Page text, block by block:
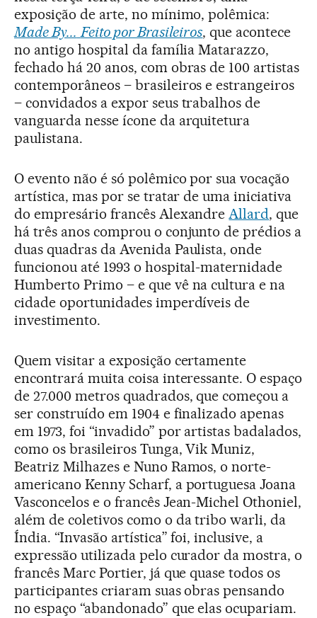
exposição de arte, no mínimo, polêmica:
Made By... Feito por Brasileiros, que acontece
no antigo hospital da família Matarazzo,
fechado há 20 anos, com obras de 100 artistas
contemporâneos – brasileiros e estrangeiros
– convidados a expor seus trabalhos de
vanguarda nesse ícone da arquitetura
paulistana.
O evento não é só polêmico por sua vocação
artística, mas por se tratar de uma iniciativa
do empresário francês AlexandreAllard, que
há três anos comprou o conjunto de prédios a
duas quadras da Avenida Paulista, onde
funcionou até 1993 o hospital-maternidade
Humberto Primo – e que vê na cultura e na
cidade oportunidades imperdíveis de
investimento.
Quem visitar a exposição certamente
encontrará muita coisa interessante. O espaço
de 27.000 metros quadrados, que começou a
ser construído em 1904 e finalizado apenas
em 1973, foi “invadido” por artistas badalados,
como os brasileiros Tunga, Vik Muniz,
Beatriz Milhazes e Nuno Ramos, o norte-
americano Kenny Scharf, a portuguesa Joana
Vasconcelos e o francês Jean-Michel Othoniel,
além de coletivos como o da tribo warli, da
Índia. “Invasão artística” foi, inclusive, a
expressão utilizada pelo curador da mostra, o
francês Marc Portier, já que quase todos os
participantes criaram suas obras pensando
no espaço “abandonado” que elas ocupariam.